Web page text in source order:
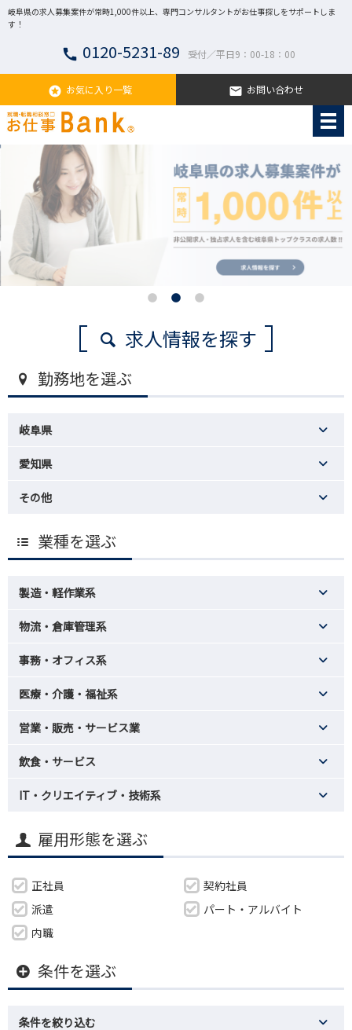
岐阜県の求人募集案件が常時1,000件以上、専門コンサルタントがお仕事探しをサポートしま
す！
call 0120-5231-89 受付／平日9：00-18：00
stars お気に入り一覧 email お問い合わせ
求人情報を探す
勤務地を選ぶ
岐阜県
愛知県
その他
業種を選ぶ
製造・軽作業系
物流・倉庫管理系
事務・オフィス系
医療・介護・福祉系
営業・販売・サービス業
飲食・サービス
IT・クリエイティブ・技術系
雇用形態を選ぶ
正社員
契約社員
派遣
パート・アルバイト
内職
条件を選ぶ
条件を絞り込む